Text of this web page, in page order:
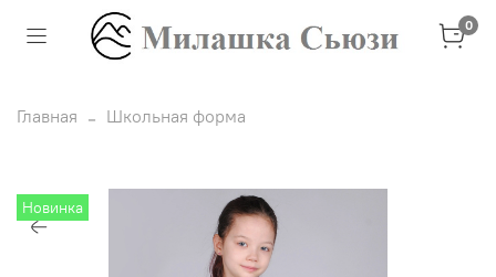
0
Главная Школьная форма
Новинка